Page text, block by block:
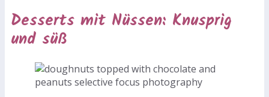
Desserts mit Nüssen: Knusprig
und süß